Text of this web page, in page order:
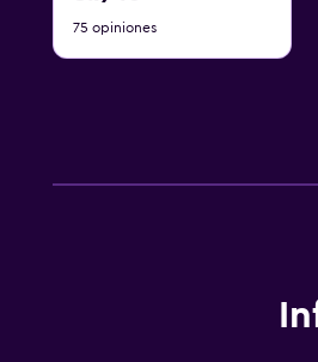
10
75 opiniones